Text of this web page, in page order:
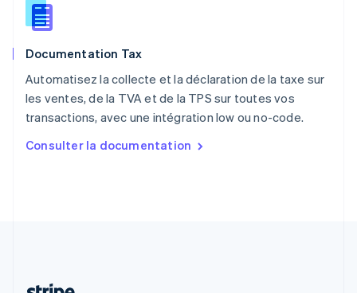
Documentation Tax
Automatisez la collecte et la déclaration de la taxe sur
les ventes, de la TVA et de la TPS sur toutes vos
transactions, avec une intégration low ou no-code.
Consulter la documentation
République tchèque
English
English
Royaume-Uni
Singapour
English简体中文
English